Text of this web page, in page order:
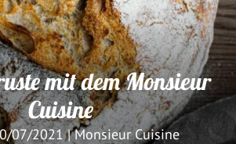
mit dem Monsieur
Cuisine
07/2021|Monsieur Cuisine